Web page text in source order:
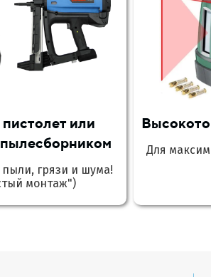
или
пыли, грязи и шума!
монтаж")
Для